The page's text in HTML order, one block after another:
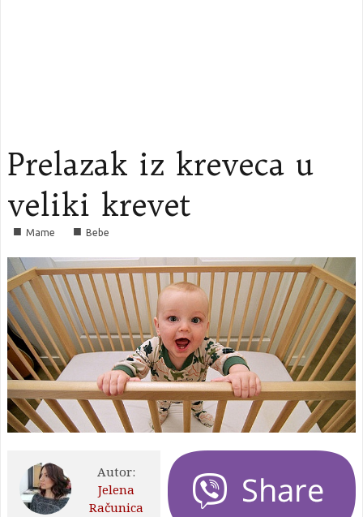
Prelazak iz kreveca u
veliki krevet
■ Mame ■ Bebe
Autor:
Jelena
Računica